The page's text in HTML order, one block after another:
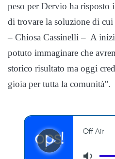
peso per Dervio ha risposto
di trovare la soluzione di
– Chiosa Cassinelli – A
potuto immaginare che
storico risultato ma oggi
gioia per tutta la comunità”.